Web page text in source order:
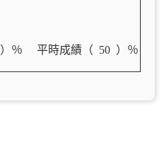
）％ 平時成績（ 50 ）％